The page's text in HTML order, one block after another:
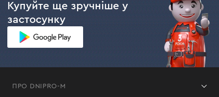
Купуйте ще зручніше у
застосунку
ПРО DNIPRO-M